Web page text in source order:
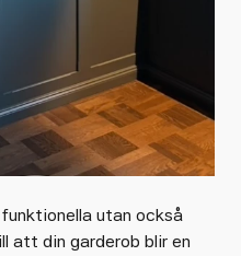
utan också
att din garderob blir en